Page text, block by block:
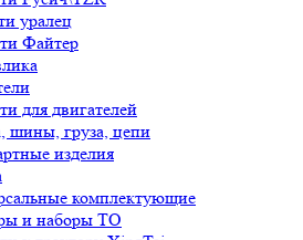
уралец
Файтер
для двигателей
шины, груза, цепи
изделия
комплектующие
и наборы ТО